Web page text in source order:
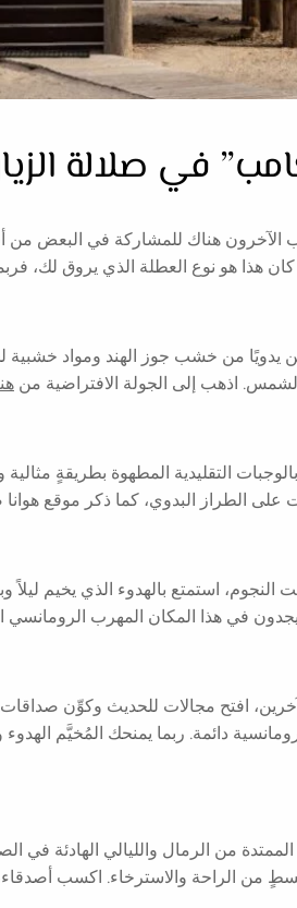
في صلالة
الآخرون هناك للمشاركة في البعض
كان هذا هو نوع العطلة الذي يروق لك،
15 كوخًا كلهم مصنوعين يدويًا من خشب جوز
اذهب إلى الجولة الافتراضية من
التقليدية المطهوة بطريقةٍ
على الطراز البدوي، كما ذكر موقع
استمتع بالهدوء الذي يخيم ليلاً
في هذا المكان المهرب الرومانسي
افتح مجالات للحديث وكوِّن
دائمة. ربما يمنحك المُخيَّم الهدوء
من الرمال والليالي الهادئة في
من الراحة والاسترخاء. اكسب